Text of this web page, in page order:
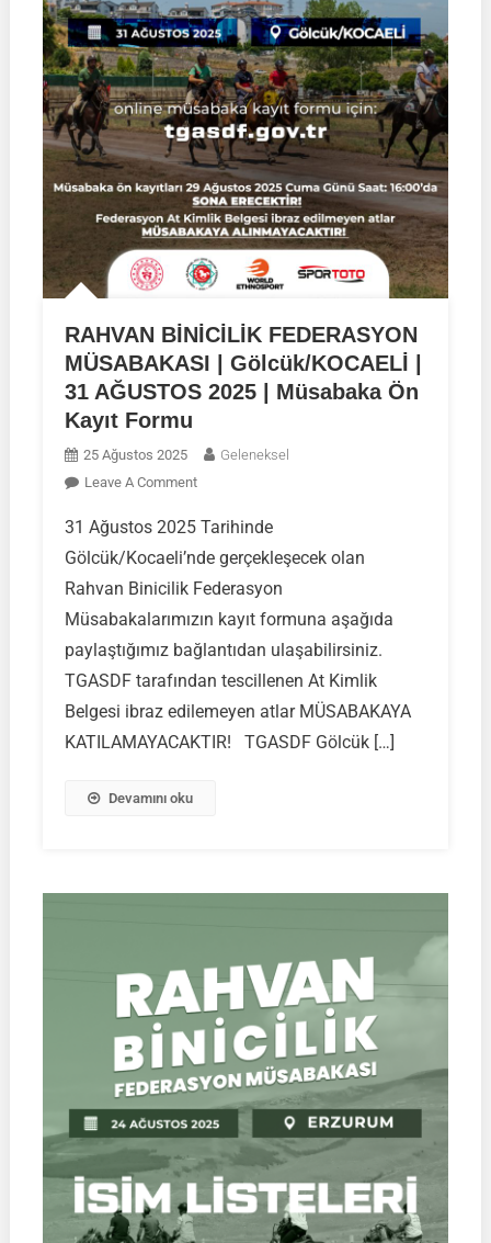
RAHVAN BİNİCİLİK FEDERASYON
MÜSABAKASI | Gölcük/KOCAELİ |
31 AĞUSTOS 2025 | Müsabaka Ön
Kayıt Formu
25 Ağustos 2025
Geleneksel
Leave A CommentOn
BİNİCİLİK
FEDERASYON
MÜSABAKASI
Gölcük/KOCAELİ
|
31
AĞUSTOS
2025
31 Ağustos 2025 Tarihinde
Gölcük/Kocaeli’nde gerçekleşecek olan
Rahvan Binicilik Federasyon
Müsabakalarımızın kayıt formuna aşağıda
paylaştığımız bağlantıdan ulaşabilirsiniz.
TGASDF tarafından tescillenen At Kimlik
Belgesi ibraz edilemeyen atlar MÜSABAKAYA
KATILAMAYACAKTIR! TGASDF Gölcük […]
Devamını oku